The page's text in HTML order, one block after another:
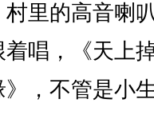
里的高音喇
唱，《天上
，不管是小